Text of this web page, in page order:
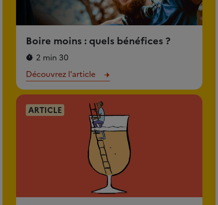
Boire moins : quels bénéfices ?
2 min 30
Découvrez l'article
ARTICLE